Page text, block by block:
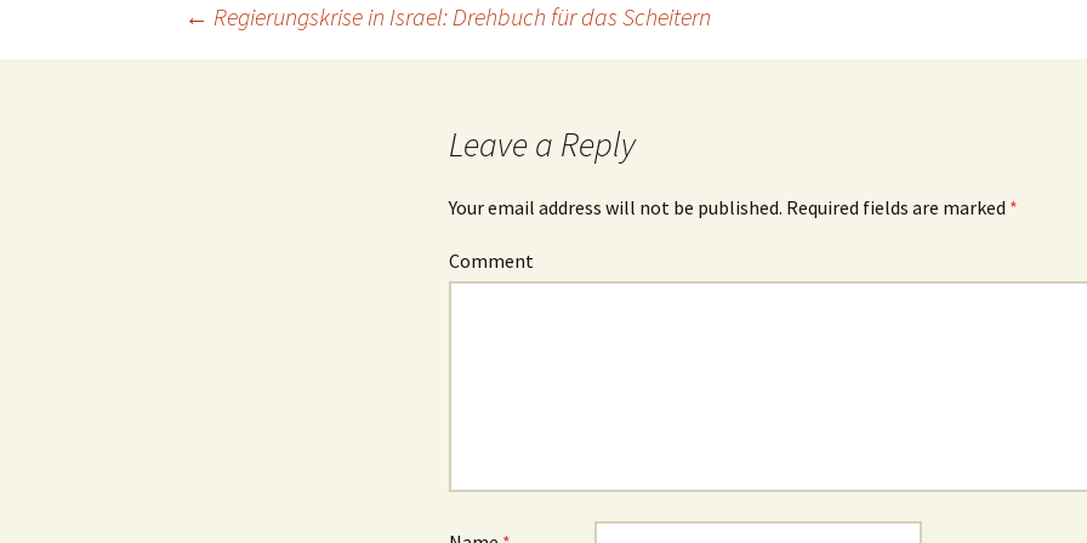
Post
← Regierungskrise in Israel: Drehbuch für das Scheitern
Leave a Reply
Your email address will not be published. Required fields are marked *
Comment